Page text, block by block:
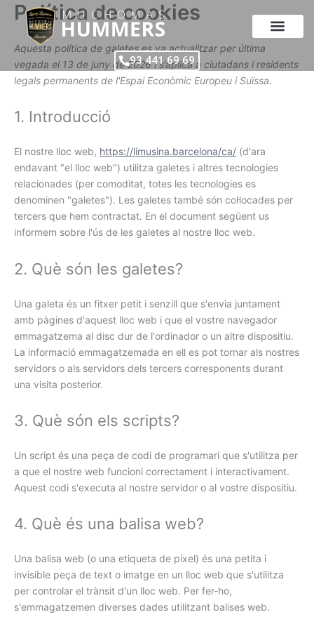
Vés
contingut
93 441 69 69
Política de cookies
Aquesta política de galetes es va actualitzar per última
vegada el 13 de juny de 2026 i s’aplica a ciutadans i residents
legals permanents de l'Espai Econòmic Europeu i Suïssa.
1. Introducció
El nostre lloc web, https://limusina.barcelona/ca/ (d'ara
endavant "el lloc web") utilitza galetes i altres tecnologies
relacionades (per comoditat, totes les tecnologies es
denominen "galetes"). Les galetes també són col·locades per
tercers que hem contractat. En el document següent us
informem sobre l'ús de les galetes al nostre lloc web.
2. Què són les galetes?
Una galeta és un fitxer petit i senzill que s'envia juntament
amb pàgines d'aquest lloc web i que el vostre navegador
emmagatzema al disc dur de l'ordinador o un altre dispositiu.
La informació emmagatzemada en ell es pot tornar als nostres
servidors o als servidors dels tercers corresponents durant
una visita posterior.
3. Què són els scripts?
Un script és una peça de codi de programari que s'utilitza per
a que el nostre web funcioni correctament i interactivament.
Aquest codi s'executa al nostre servidor o al vostre dispositiu.
4. Què és una balisa web?
Una balisa web (o una etiqueta de píxel) és una petita i
invisible peça de text o imatge en un lloc web que s'utilitza
per controlar el trànsit d'un lloc web. Per fer-ho,
s'emmagatzemen diverses dades utilitzant balises web.
service
wistia
service
elementor
service
google-
recaptcha
service
complianz
service
google-
adsense
service
wordpress
service
google-
analytics
service
wordfence
service
diversos